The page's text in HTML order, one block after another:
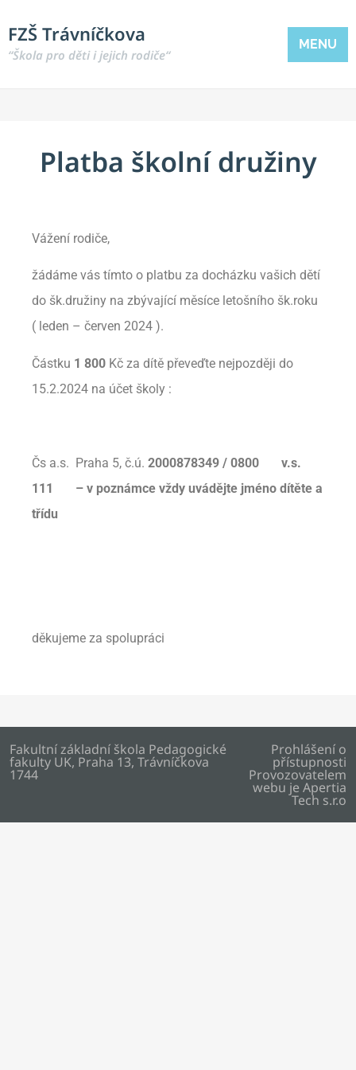
FZŠ Trávníčkova
“Škola pro děti i jejich rodiče“
MENU
Platba školní družiny
Vážení rodiče,
žádáme vás tímto o platbu za docházku vašich dětí
do šk.družiny na zbývající měsíce letošního šk.roku
( leden – červen 2024 ).
Částku 1 800 Kč za dítě převeďte nejpozději do
15.2.2024 na účet školy :
Čs a.s. Praha 5, č.ú. 2000878349 / 0800
v.s.
111 – v poznámce vždy uvádějte jméno dítěte a
třídu
děkujeme za spolupráci
Fakultní základní škola Pedagogické
fakulty UK, Praha 13, Trávníčkova
1744
Prohlášení o
přístupnosti
Provozovatelem
webu je Apertia
Tech s.r.o